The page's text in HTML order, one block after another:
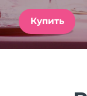
Купить
issa™ Teeth
Türkçe
Страна